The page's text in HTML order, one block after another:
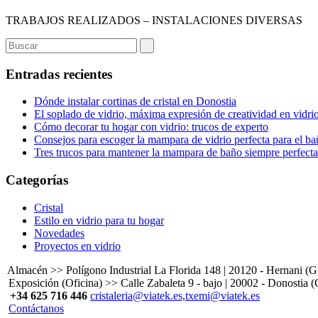
TRABAJOS REALIZADOS – INSTALACIONES DIVERSAS
Entradas recientes
Dónde instalar cortinas de cristal en Donostia
El soplado de vidrio, máxima expresión de creatividad en
Cómo decorar tu hogar con vidrio: trucos de experto
Consejos para escoger la mampara de vidrio perfecta para el
Tres trucos para mantener la mampara de baño siempre perfecta
Categorías
Cristal
Estilo en vidrio para tu hogar
Novedades
Proyectos en vidrio
Almacén >> Polígono Industrial La Florida 148 | 20120 - Hernani
Exposición (Oficina) >> Calle Zabaleta 9 - bajo | 20002 - Donostia
+34 625 716 446 cristaleria@viatek.es,txemi@viatek.es
Contáctanos